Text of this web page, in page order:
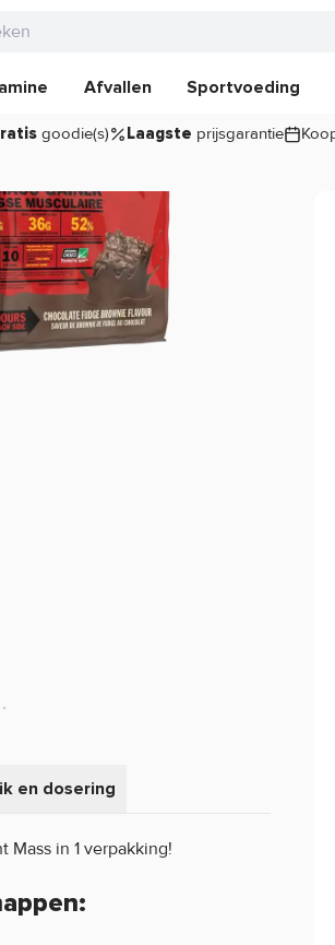
Afvallen Sportvoeding
goodie(s) Laagste prijsgarantie
en dosering
Mass in 1 verpakking!